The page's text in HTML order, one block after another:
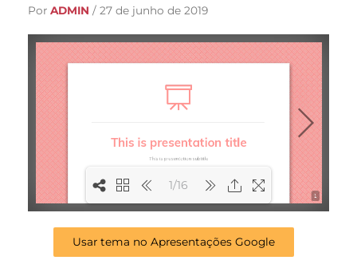
Por ADMIN / 27 de junho de 2019
1
1/16
Usar tema no Apresentações Google